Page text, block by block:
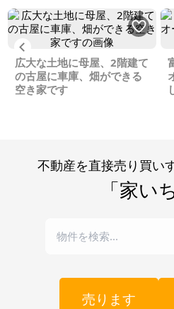
Previous
広大な土地に母屋、2階建て
の古屋に車庫、畑ができる
空き家です
不動産を直接売り買い
「家い
売ります